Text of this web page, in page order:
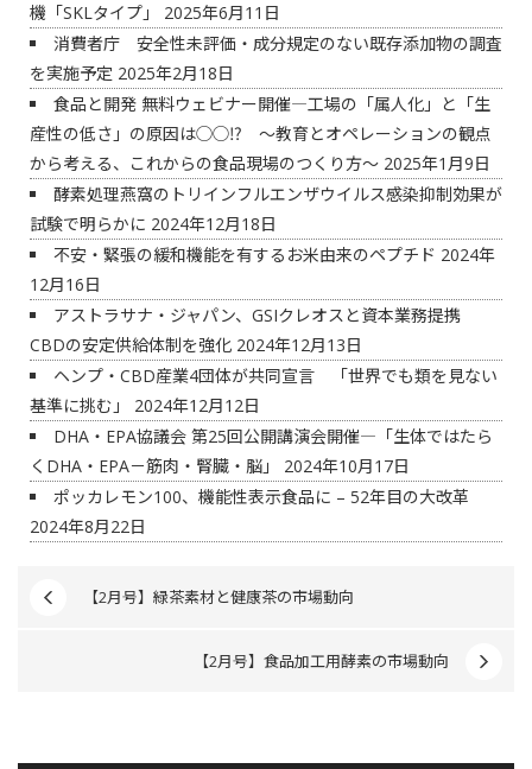
機「SKLタイプ」
2025年6月11日
消費者庁 安全性未評価・成分規定のない既存添加物の調査
を実施予定 2025年2月18日
食品と開発 無料ウェビナー開催―工場の「属人化」と「生
産性の低さ」の原因は◯◯⁉ ～教育とオペレーションの観点
から考える、これからの食品現場のつくり方～ 2025年1月9日
酵素処理燕窩のトリインフルエンザウイルス感染抑制効果が
試験で明らかに 2024年12月18日
不安・緊張の緩和機能を有するお米由来のペプチド 2024年
12月16日
アストラサナ・ジャパン、GSIクレオスと資本業務提携
CBDの安定供給体制を強化 2024年12月13日
ヘンプ・CBD産業4団体が共同宣言 「世界でも類を見ない
基準に挑む」
2024年12月12日
DHA・EPA協議会 第25回公開講演会開催―「生体ではたら
くDHA・EPA－筋肉・腎臓・脳」
2024年10月17日
ポッカレモン100、機能性表示食品に – 52年目の大改革
2024年8月22日
【2月号】緑茶素材と健康茶の市場動向
【2月号】食品加工用酵素の市場動向